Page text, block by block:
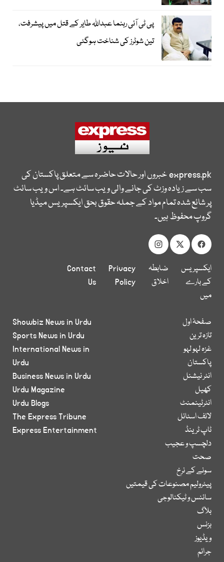
پی ٹی آئی رہنما عبداللہ طایر کے قتل میں پیشرفت،
تین شوٹرز کی شناخت ہوگئی
express.pkخبروں اور حالات حاضرہ سے متعلق پاکستان کی
سب سے زیادہ وزٹ کی جانے والی ویب سائٹ ہے۔ اس ویب سائٹ
پر شائع شدہ تمام مواد کے جملہ حقوق بحق ایکسپریس میڈیا
گروپ محفوظ ہیں۔
ایکسپریس
کے بارے
میں
ضابطہ
اخلاق
Privacy
Policy
Contact
Us
صفحۂ اول
تازہ ترین
غزہ لہو لہو
پاکستان
انٹر نیشنل
کھیل
انٹرٹینمنٹ
لائف اسٹائل
ٹاپ ٹرینڈ
دلچسپ و عجیب
صحت
سونے کے نرخ
پیٹرولیم مصنوعات کی قیمتیں
سائنس و ٹیکنالوجی
بلاگ
بزنس
ویڈیوز
جرائم
Showbiz News in Urdu
Sports News in Urdu
International News in
Urdu
Business News in Urdu
Urdu Magazine
Urdu Blogs
The Express Tribune
Express Entertainment